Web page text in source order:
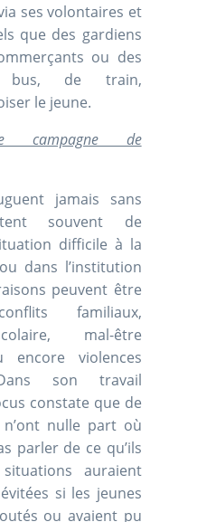
ses volontaires et
que des gardiens
ou des
bus, de train,
le jeune.
campagne de
jamais sans
souvent de
difficile à la
dans l’institution
peuvent être
familiaux,
mal-être
encore violences
son travail
constate que de
nulle part où
parler de ce qu’ils
auraient
si les jeunes
ou avaient pu